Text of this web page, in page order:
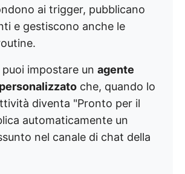
ai trigger, pubblicano
e gestiscono anche le
impostare un agente
che, quando lo
diventa "Pronto per il
automaticamente un
nel canale di chat della